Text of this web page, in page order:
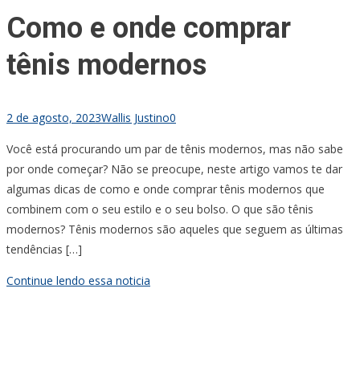
Como e onde comprar
tênis modernos
2 de agosto, 2023Wallis Justino0
Você está procurando um par de tênis modernos, mas não sabe
por onde começar? Não se preocupe, neste artigo vamos te dar
algumas dicas de como e onde comprar tênis modernos que
combinem com o seu estilo e o seu bolso. O que são tênis
modernos? Tênis modernos são aqueles que seguem as últimas
tendências […]
Continue lendo essa noticia